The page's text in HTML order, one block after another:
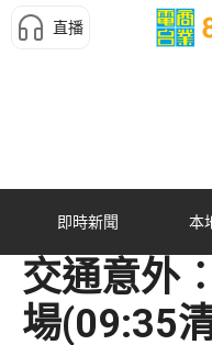
直播
即時新聞 本
交通意外
場(09:35